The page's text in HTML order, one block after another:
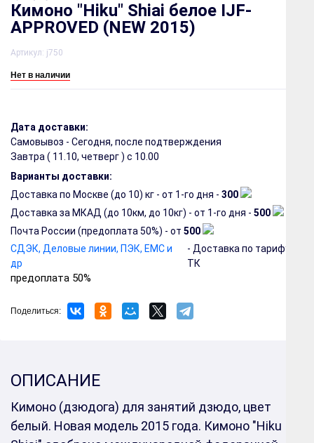
Кимоно "Hiku" Shiai белое IJF-
APPROVED (NEW 2015)
Артикул: j750
Нет в наличии
Дата доставки:
Самовывоз - Сегодня, после подтверждения
Завтра ( 11.10, четверг) с 10.00
Варианты доставки:
Доставка по Москве (до 10) кг - от 1-го дня - 300
Доставка за МКАД (до 10км, до 10кг) - от 1-го дня - 500
Почта России (предоплата 50%) - от 500
СДЭК, Деловые линии, ПЭК, EMC и
др
предоплата 50%
- Доставка по тарифу
ТК
Поделиться:
ОПИСАНИЕ
Кимоно (дзюдога) для занятий дзюдо, цвет
белый. Новая модель 2015 года. Кимоно "Hiku